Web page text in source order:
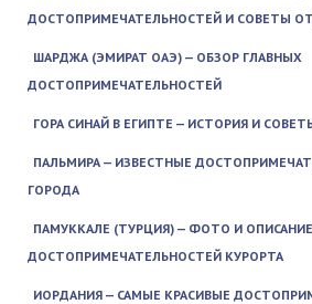
ДОСТОПРИМЕЧАТЕЛЬНОСТЕЙ И СОВЕТЫ
ШАРДЖА (ЭМИРАТ ОАЭ) — ОБЗОР ГЛАВНЫХ
ДОСТОПРИМЕЧАТЕЛЬНОСТЕЙ
ГОРА СИНАЙ В ЕГИПТЕ — ИСТОРИЯ И
ПАЛЬМИРА — ИЗВЕСТНЫЕ
ГОРОДА
ПАМУККАЛЕ (ТУРЦИЯ) — ФОТО И ОПИСАНИЕ
ДОСТОПРИМЕЧАТЕЛЬНОСТЕЙ КУРОРТА
ИОРДАНИЯ — САМЫЕ КРАСИВЫЕ